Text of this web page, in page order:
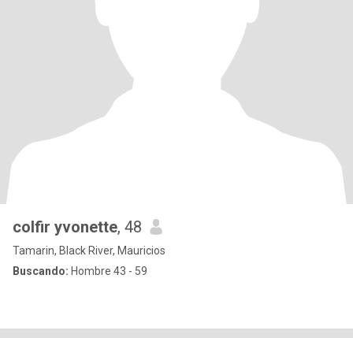
colfir yvonette, 48
Tamarin, Black River, Mauricios
Buscando: Hombre 43 - 59